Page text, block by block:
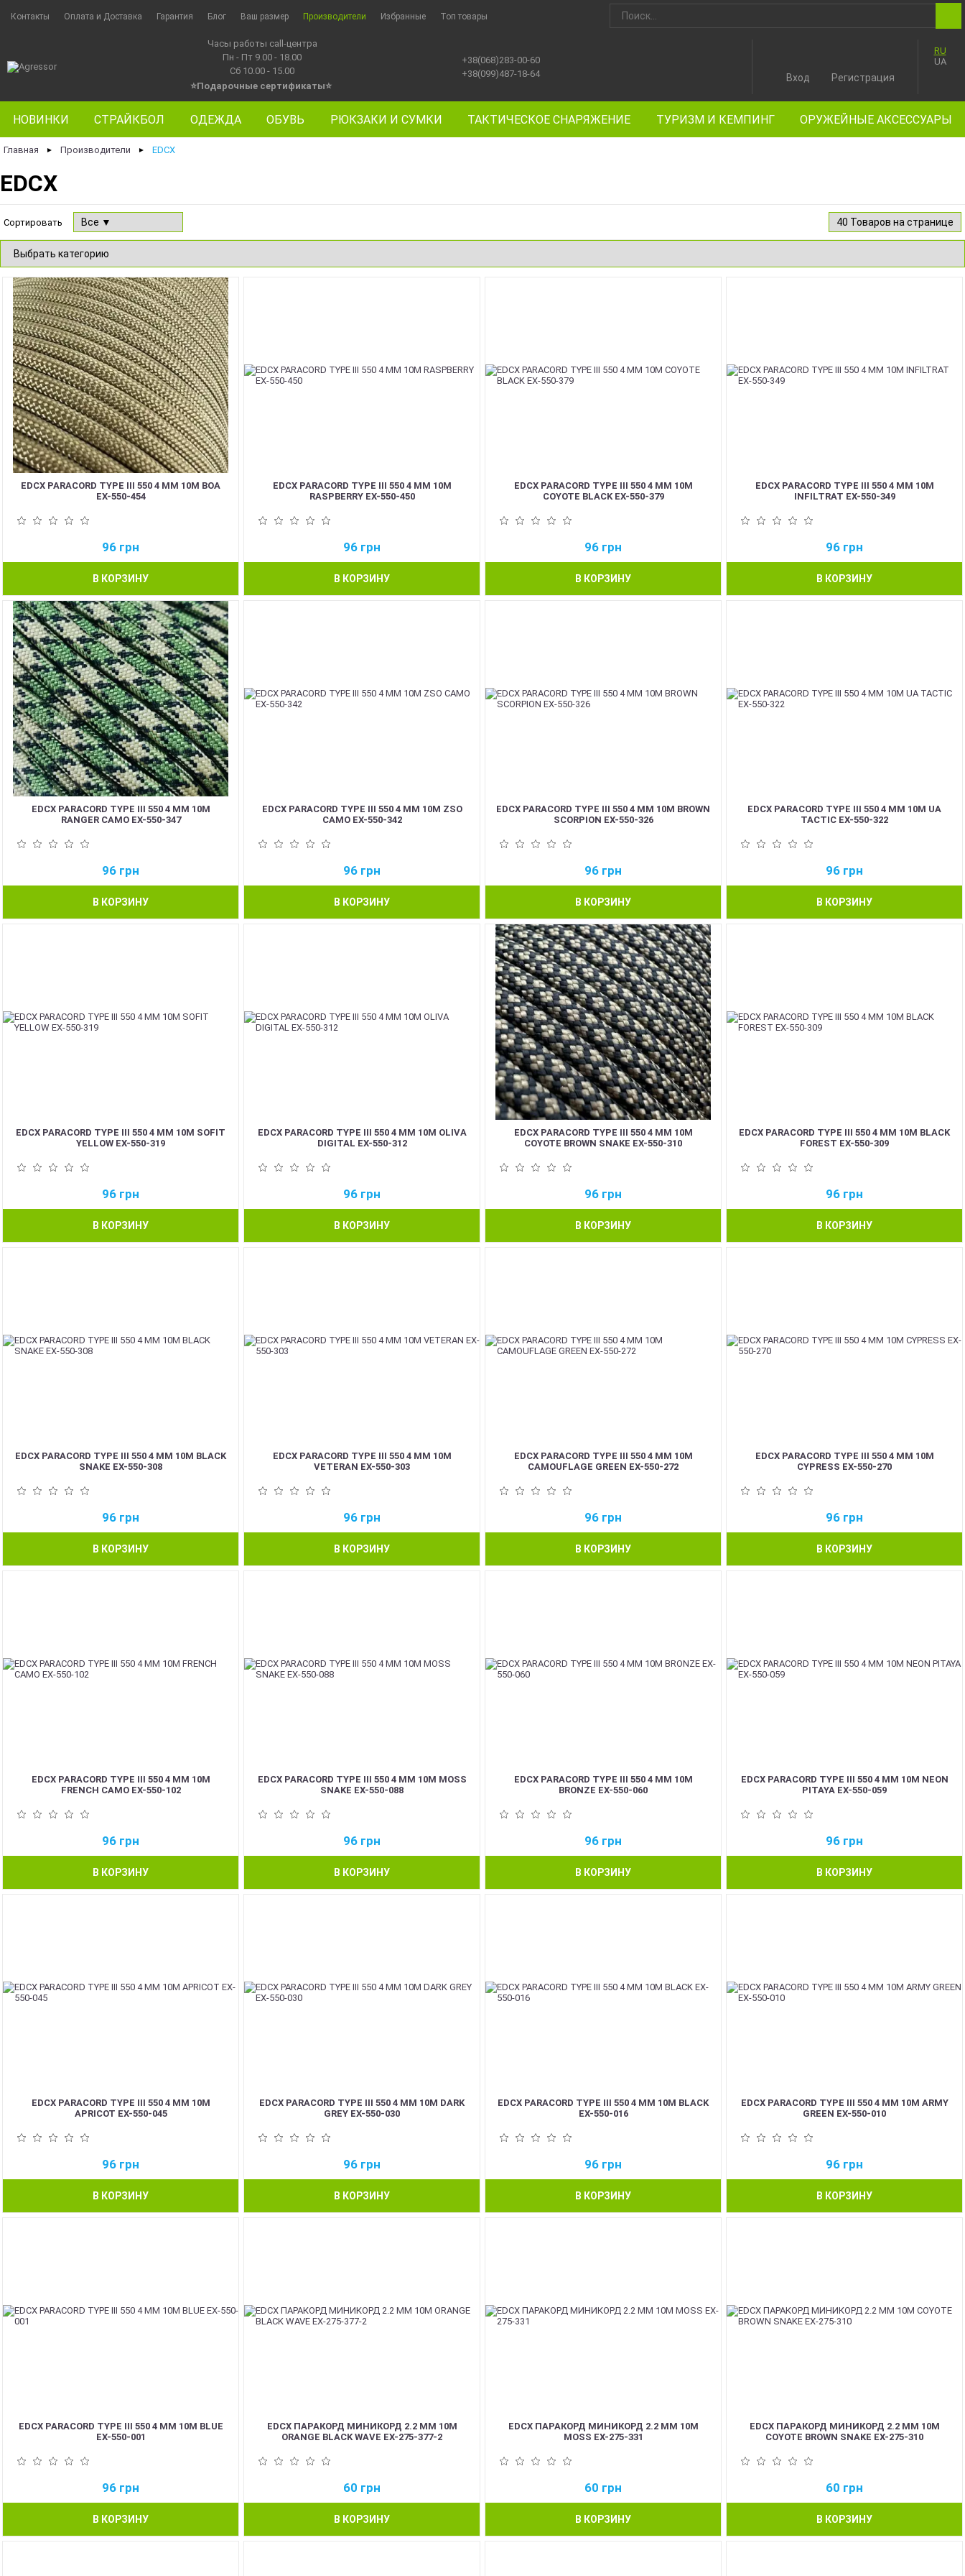
Контакты Оплата и Доставка Гарантия Блог Ваш размер Производители Избранные Топ товары
Часы работы call-центра
Пн - Пт 9.00 - 18.00
Сб 10.00 - 15.00
⭐Подарочные сертификаты⭐
+38(068)283-00-60
+38(099)487-18-64
RU
UA
Вход Регистрация
НОВИНКИ СТРАЙКБОЛ ОДЕЖДА ОБУВЬ РЮКЗАКИ И СУМКИ ТАКТИЧЕСКОЕ СНАРЯЖЕНИЕ ТУРИЗМ И КЕМПИНГ ОРУЖЕЙНЫЕ АКСЕССУАРЫ
Главная ► Производители ► EDCX
EDCX
Сортировать
EDCX PARACORD TYPE III 550 4 ММ 10М BOA
EX-550-454
96 грн
В КОРЗИНУ
EDCX PARACORD TYPE III 550 4 ММ 10М
RASPBERRY EX-550-450
96 грн
В КОРЗИНУ
EDCX PARACORD TYPE III 550 4 ММ 10М
COYOTE BLACK EX-550-379
96 грн
В КОРЗИНУ
EDCX PARACORD TYPE III 550 4 ММ 10М
INFILTRAT EX-550-349
96 грн
В КОРЗИНУ
EDCX PARACORD TYPE III 550 4 ММ 10М
RANGER CAMO EX-550-347
96 грн
В КОРЗИНУ
EDCX PARACORD TYPE III 550 4 ММ 10М ZSO
CAMO EX-550-342
96 грн
В КОРЗИНУ
EDCX PARACORD TYPE III 550 4 ММ 10М BROWN
SCORPION EX-550-326
96 грн
В КОРЗИНУ
EDCX PARACORD TYPE III 550 4 ММ 10М UA
TACTIC EX-550-322
96 грн
В КОРЗИНУ
EDCX PARACORD TYPE III 550 4 ММ 10М SOFIT
YELLOW EX-550-319
96 грн
В КОРЗИНУ
EDCX PARACORD TYPE III 550 4 ММ 10М OLIVA
DIGITAL EX-550-312
96 грн
В КОРЗИНУ
EDCX PARACORD TYPE III 550 4 ММ 10М
COYOTE BROWN SNAKE EX-550-310
96 грн
В КОРЗИНУ
EDCX PARACORD TYPE III 550 4 ММ 10М BLACK
FOREST EX-550-309
96 грн
В КОРЗИНУ
EDCX PARACORD TYPE III 550 4 ММ 10М BLACK
SNAKE EX-550-308
96 грн
В КОРЗИНУ
EDCX PARACORD TYPE III 550 4 ММ 10М
VETERAN EX-550-303
96 грн
В КОРЗИНУ
EDCX PARACORD TYPE III 550 4 ММ 10М
CAMOUFLAGE GREEN EX-550-272
96 грн
В КОРЗИНУ
EDCX PARACORD TYPE III 550 4 ММ 10М
CYPRESS EX-550-270
96 грн
В КОРЗИНУ
EDCX PARACORD TYPE III 550 4 ММ 10М
FRENCH CAMO EX-550-102
96 грн
В КОРЗИНУ
EDCX PARACORD TYPE III 550 4 ММ 10М MOSS
SNAKE EX-550-088
96 грн
В КОРЗИНУ
EDCX PARACORD TYPE III 550 4 ММ 10М
BRONZE EX-550-060
96 грн
В КОРЗИНУ
EDCX PARACORD TYPE III 550 4 ММ 10М NEON
PITAYA EX-550-059
96 грн
В КОРЗИНУ
EDCX PARACORD TYPE III 550 4 ММ 10М
APRICOT EX-550-045
96 грн
В КОРЗИНУ
EDCX PARACORD TYPE III 550 4 ММ 10М DARK
GREY EX-550-030
96 грн
В КОРЗИНУ
EDCX PARACORD TYPE III 550 4 ММ 10М BLACK
EX-550-016
96 грн
В КОРЗИНУ
EDCX PARACORD TYPE III 550 4 ММ 10М ARMY
GREEN EX-550-010
96 грн
В КОРЗИНУ
EDCX PARACORD TYPE III 550 4 ММ 10М BLUE
EX-550-001
96 грн
В КОРЗИНУ
EDCX ПАРАКОРД МИНИКОРД 2.2 ММ 10М
ORANGE BLACK WAVE EX-275-377-2
60 грн
В КОРЗИНУ
EDCX ПАРАКОРД МИНИКОРД 2.2 ММ 10М
MOSS EX-275-331
60 грн
В КОРЗИНУ
EDCX ПАРАКОРД МИНИКОРД 2.2 ММ 10М
COYOTE BROWN SNAKE EX-275-310
60 грн
В КОРЗИНУ